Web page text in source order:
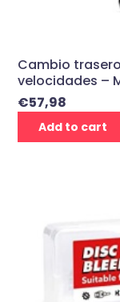
Cambio trasero
velocidades –
€57,98
Add to cart